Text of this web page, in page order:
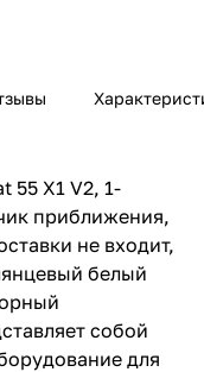
55 X1 V2, 1-
приближения,
не входит,
белый
собой
для